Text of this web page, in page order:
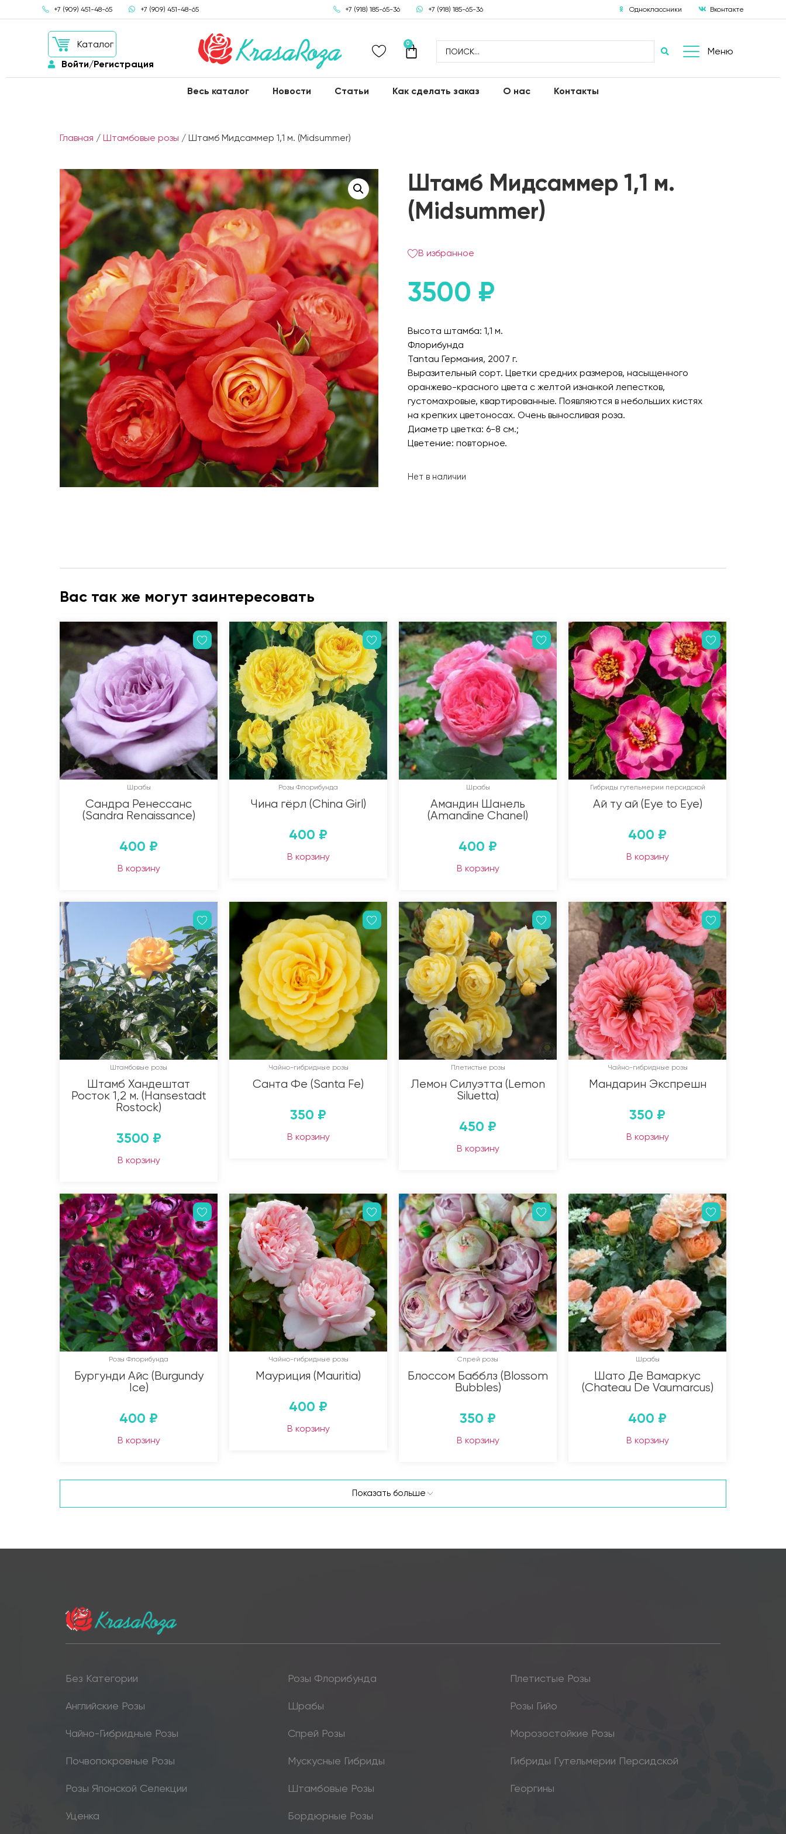
+7 (909) 451-48-65 +7 (909) 451-48-65 +7 (918) 185-65-36 +7 (918) 185-65-36 Одноклассники Вконтакте
Каталог
Войти/Регистрация
0
Меню
Весь каталог Новости Статьи Как сделать заказ О нас Контакты
Главная / Штамбовые розы / Штамб Мидсаммер 1,1 м. (Midsummer)
Штамб Мидсаммер 1,1 м.
(Midsummer)
В избранное
3500 ₽
Высота штамба: 1,1 м.
Флорибунда
Tantau Германия, 2007 г.
Выразительный сорт. Цветки средних размеров, насыщенного
оранжево-красного цвета с желтой изнанкой лепестков,
густомахровые, квартированные. Появляются в небольших кистях
на крепких цветоносах. Очень выносливая роза.
Диаметр цветка: 6-8 см.;
Цветение: повторное.
Нет в наличии
Вас так же могут заинтересовать
Шрабы
Сандра Ренессанс
(Sandra Renaissance)
400 ₽
В корзину
Розы Флорибунда
Чина гёрл (China Girl)
400 ₽
В корзину
Шрабы
Амандин Шанель
(Amandine Chanel)
400 ₽
В корзину
Гибриды гутельмерии персидской
Ай ту ай (Eye to Eye)
400 ₽
В корзину
Штамбовые розы
Штамб Хандештат
Росток 1,2 м. (Hansestadt
Rostock)
3500 ₽
В корзину
Чайно-гибридные розы
Санта Фе (Santa Fe)
350 ₽
В корзину
Плетистые розы
Лемон Силуэтта (Lemon
Siluetta)
450 ₽
В корзину
Чайно-гибридные розы
Мандарин Экспрешн
350 ₽
В корзину
Розы Флорибунда
Бургунди Айс (Burgundy
Ice)
400 ₽
В корзину
Чайно-гибридные розы
Мауриция (Mauritia)
400 ₽
В корзину
Спрей розы
Блоссом Бабблз (Blossom
Bubbles)
350 ₽
В корзину
Шрабы
Шато Де Вамаркус
(Chateau De Vaumarcus)
400 ₽
В корзину
Показать больше
Без Категории Розы Флорибунда Плетистые Розы
Английские Розы Шрабы Розы Гийо
Чайно-Гибридные Розы Спрей Розы Морозостойкие Розы
Почвопокровные Розы Мускусные Гибриды Гибриды Гутельмерии Персидской
Розы Японской Селекции Штамбовые Розы Георгины
Уценка Бордюрные Розы